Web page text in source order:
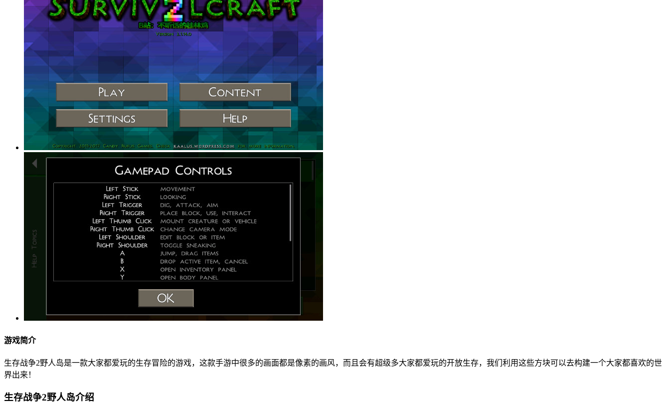
游戏简介
生存战争2野人岛是一款大家都爱玩的生存冒险的游戏，这款手游中很多的画面都是像素的画风，而且会有超级多大家都爱玩的开放生存，我们利用这些方块可以去构建一个大家都喜欢的世
界出来！
生存战争2野人岛介绍